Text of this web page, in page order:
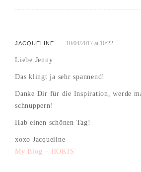
JACQUELINE 10/04/2017 at 10:22
Liebe Jenny
Das klingt ja sehr spannend!
Danke Dir für die Inspiration, werde
schnuppern!
Hab einen schönen Tag!
xoxo Jacqueline
My Blog – HOKIS